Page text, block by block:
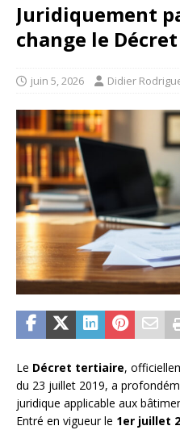
Juridiquement
change le
juin 5, 2026 Didier
Le Décret tertiaire,
du 23 juillet 2019, a
juridique applicable aux
Entré en vigueur le 1er juillet